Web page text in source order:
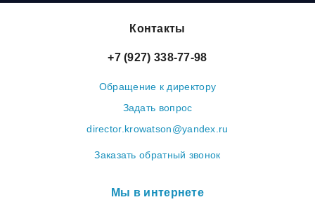
Контакты
+7 (927) 338-77-98
Обращение к директору
Задать вопрос
director.krowatson@yandex.ru
Заказать обратный звонок
Мы в интернете